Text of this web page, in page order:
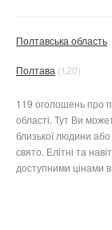
Полтавська область
Полтава (120)
119 оголошень про
області. Тут Ви
близької людини
свято. Елітні та
доступними цінами в